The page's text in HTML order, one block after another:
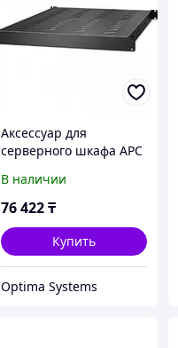
Аксессуар для
серверного шкафа APC
В наличии
76 422 ₸
Купить
Optima Systems